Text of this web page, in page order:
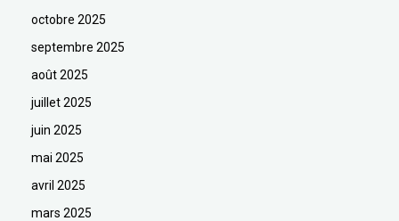
octobre 2025
septembre 2025
août 2025
juillet 2025
juin 2025
mai 2025
avril 2025
mars 2025